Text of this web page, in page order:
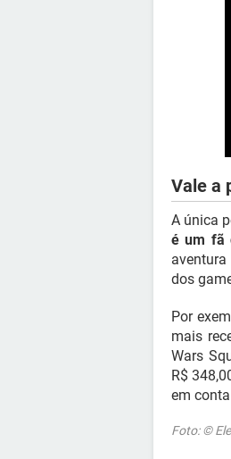
Vale a
A única
é um fã
dos
Por
mais
Wars
R$
em
Foto: ©